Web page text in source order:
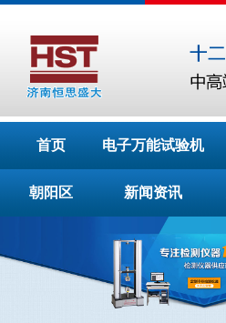
首页 电子万能试验机
朝阳区 新闻资讯